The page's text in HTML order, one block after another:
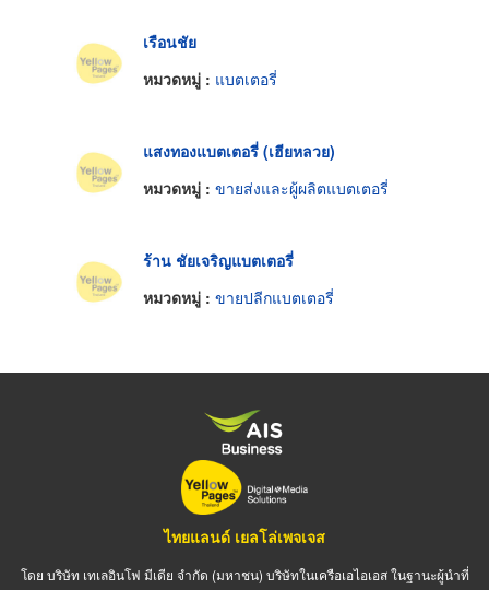
เรือนชัย
หมวดหมู่ : แบตเตอรี่
แสงทองแบตเตอรี่ (เฮียหลวย)
หมวดหมู่ : ขายส่งและผู้ผลิตแบตเตอรี่
ร้าน ชัยเจริญแบตเตอรี่
หมวดหมู่ : ขายปลีกแบตเตอรี่
ไทยแลนด์ เยลโล่เพจเจส
โดย บริษัท เทเลอินโฟ มีเดีย จำกัด (มหาชน) บริษัทในเครือเอไอเอส ในฐานะผู้นำที่